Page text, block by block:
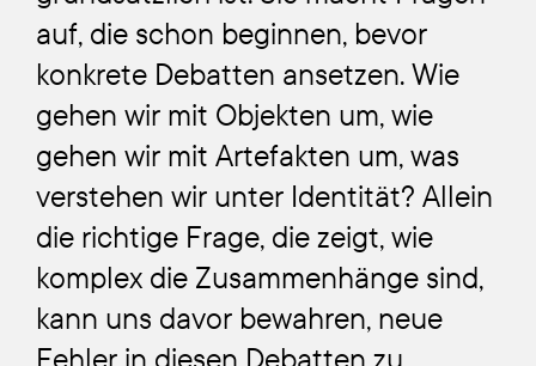
auf, die schon beginnen, bevor
konkrete Debatten ansetzen. Wie
gehen wir mit Objekten um, wie
gehen wir mit Artefakten um, was
verstehen wir unter Identität? Allein
die richtige Frage, die zeigt, wie
komplex die Zusammenhänge sind,
kann uns davor bewahren, neue